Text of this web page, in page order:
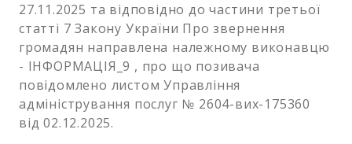
27.11.2025 та відповідно до частини третьої
статті 7 Закону України Про звернення
громадян направлена належному виконавцю
- ІНФОРМАЦІЯ_9 , про що позивача
повідомлено листом Управління
адміністрування послуг № 2604-вих-175360
від 02.12.2025.